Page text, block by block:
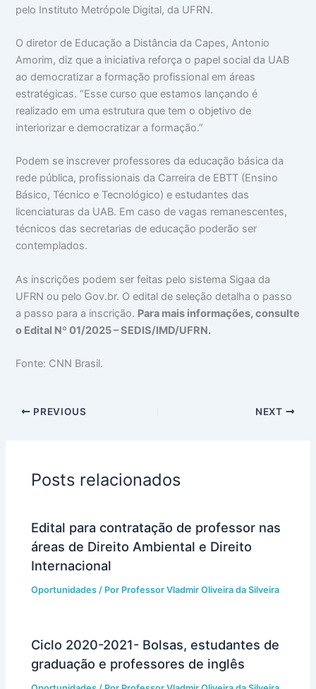
pelo Instituto Metrópole Digital, da UFRN.
O diretor de Educação a Distância da Capes, Antonio
Amorim, diz que a iniciativa reforça o papel social da UAB
ao democratizar a formação profissional em áreas
estratégicas. “Esse curso que estamos lançando é
realizado em uma estrutura que tem o objetivo de
interiorizar e democratizar a formação.”
Podem se inscrever professores da educação básica da
rede pública, profissionais da Carreira de EBTT (Ensino
Básico, Técnico e Tecnológico) e estudantes das
licenciaturas da UAB. Em caso de vagas remanescentes,
técnicos das secretarias de educação poderão ser
contemplados.
As inscrições podem ser feitas pelo sistema Sigaa da
UFRN ou pelo Gov.br. O edital de seleção detalha o passo
a passo para a inscrição. Para mais informações, consulte
o Edital Nº 01/2025 – SEDIS/IMD/UFRN.
Fonte: CNN Brasil.
PREVIOUS NEXT
Posts relacionados
Edital para contratação de professor nas
áreas de Direito Ambiental e Direito
Internacional
Oportunidades / Por Professor Vladmir Oliveira da Silveira
Ciclo 2020-2021- Bolsas, estudantes de
graduação e professores de inglês